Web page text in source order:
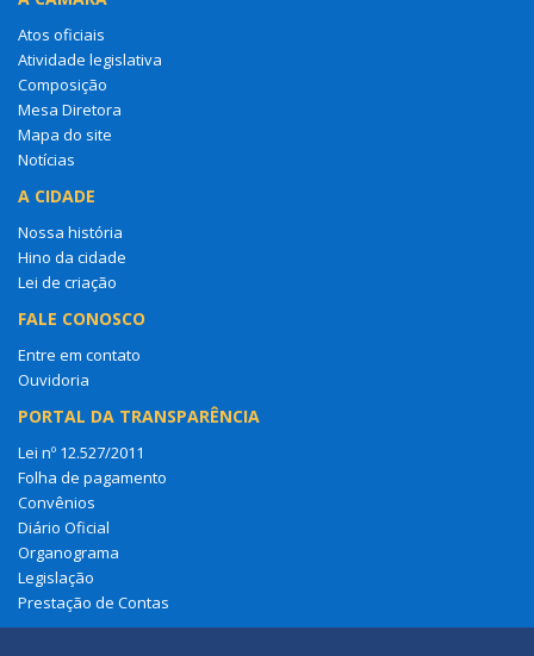
Atos oficiais
Atividade legislativa
Composição
Mesa Diretora
Mapa do site
Notícias
A CIDADE
Nossa história
Hino da cidade
Lei de criação
FALE CONOSCO
Entre em contato
Ouvidoria
PORTAL DA TRANSPARÊNCIA
Lei nº 12.527/2011
Folha de pagamento
Convênios
Diário Oficial
Organograma
Legislação
Prestação de Contas